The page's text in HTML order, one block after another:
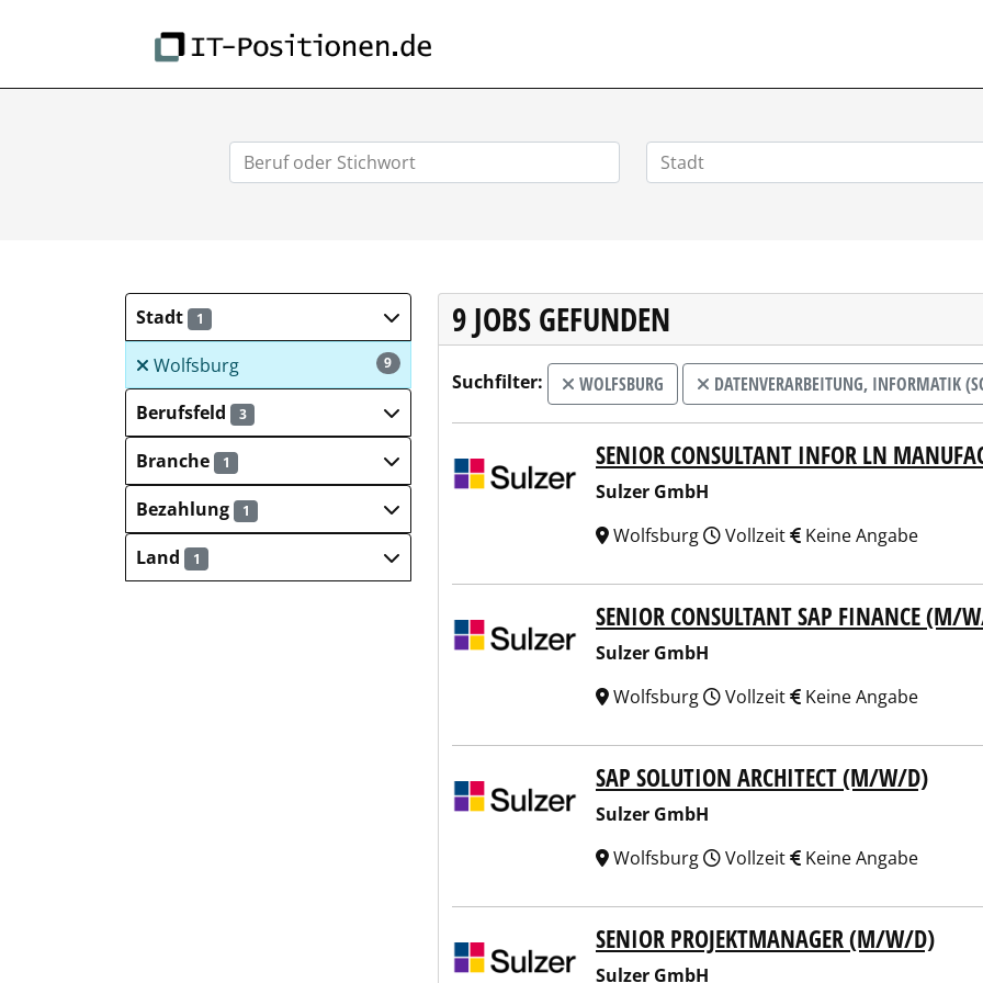
Stadt 1
9
Wolfsburg
Berufsfeld
3
Branche 1
Bezahlung 1
Land 1
9 JOBS GEFUNDEN
Suchfilter: WOLFSBURG DATENVERARBEITUNG, INFORMATIK
Sulzer GmbH SENIOR CONSULTANT INFOR LN
Sulzer GmbH
Wolfsburg
Vollzeit Keine Angabe
Sulzer GmbH SENIOR CONSULTANT SAP FINANCE (M/
Sulzer GmbH
Wolfsburg
Vollzeit Keine Angabe
Sulzer GmbH SAP SOLUTION ARCHITECT (M/W/D)
Sulzer GmbH
Wolfsburg
Vollzeit Keine Angabe
Sulzer GmbH SENIOR PROJEKTMANAGER (M/W/D)
Sulzer GmbH